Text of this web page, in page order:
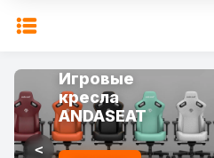
Игровые
кресла
ANDASEAT
<